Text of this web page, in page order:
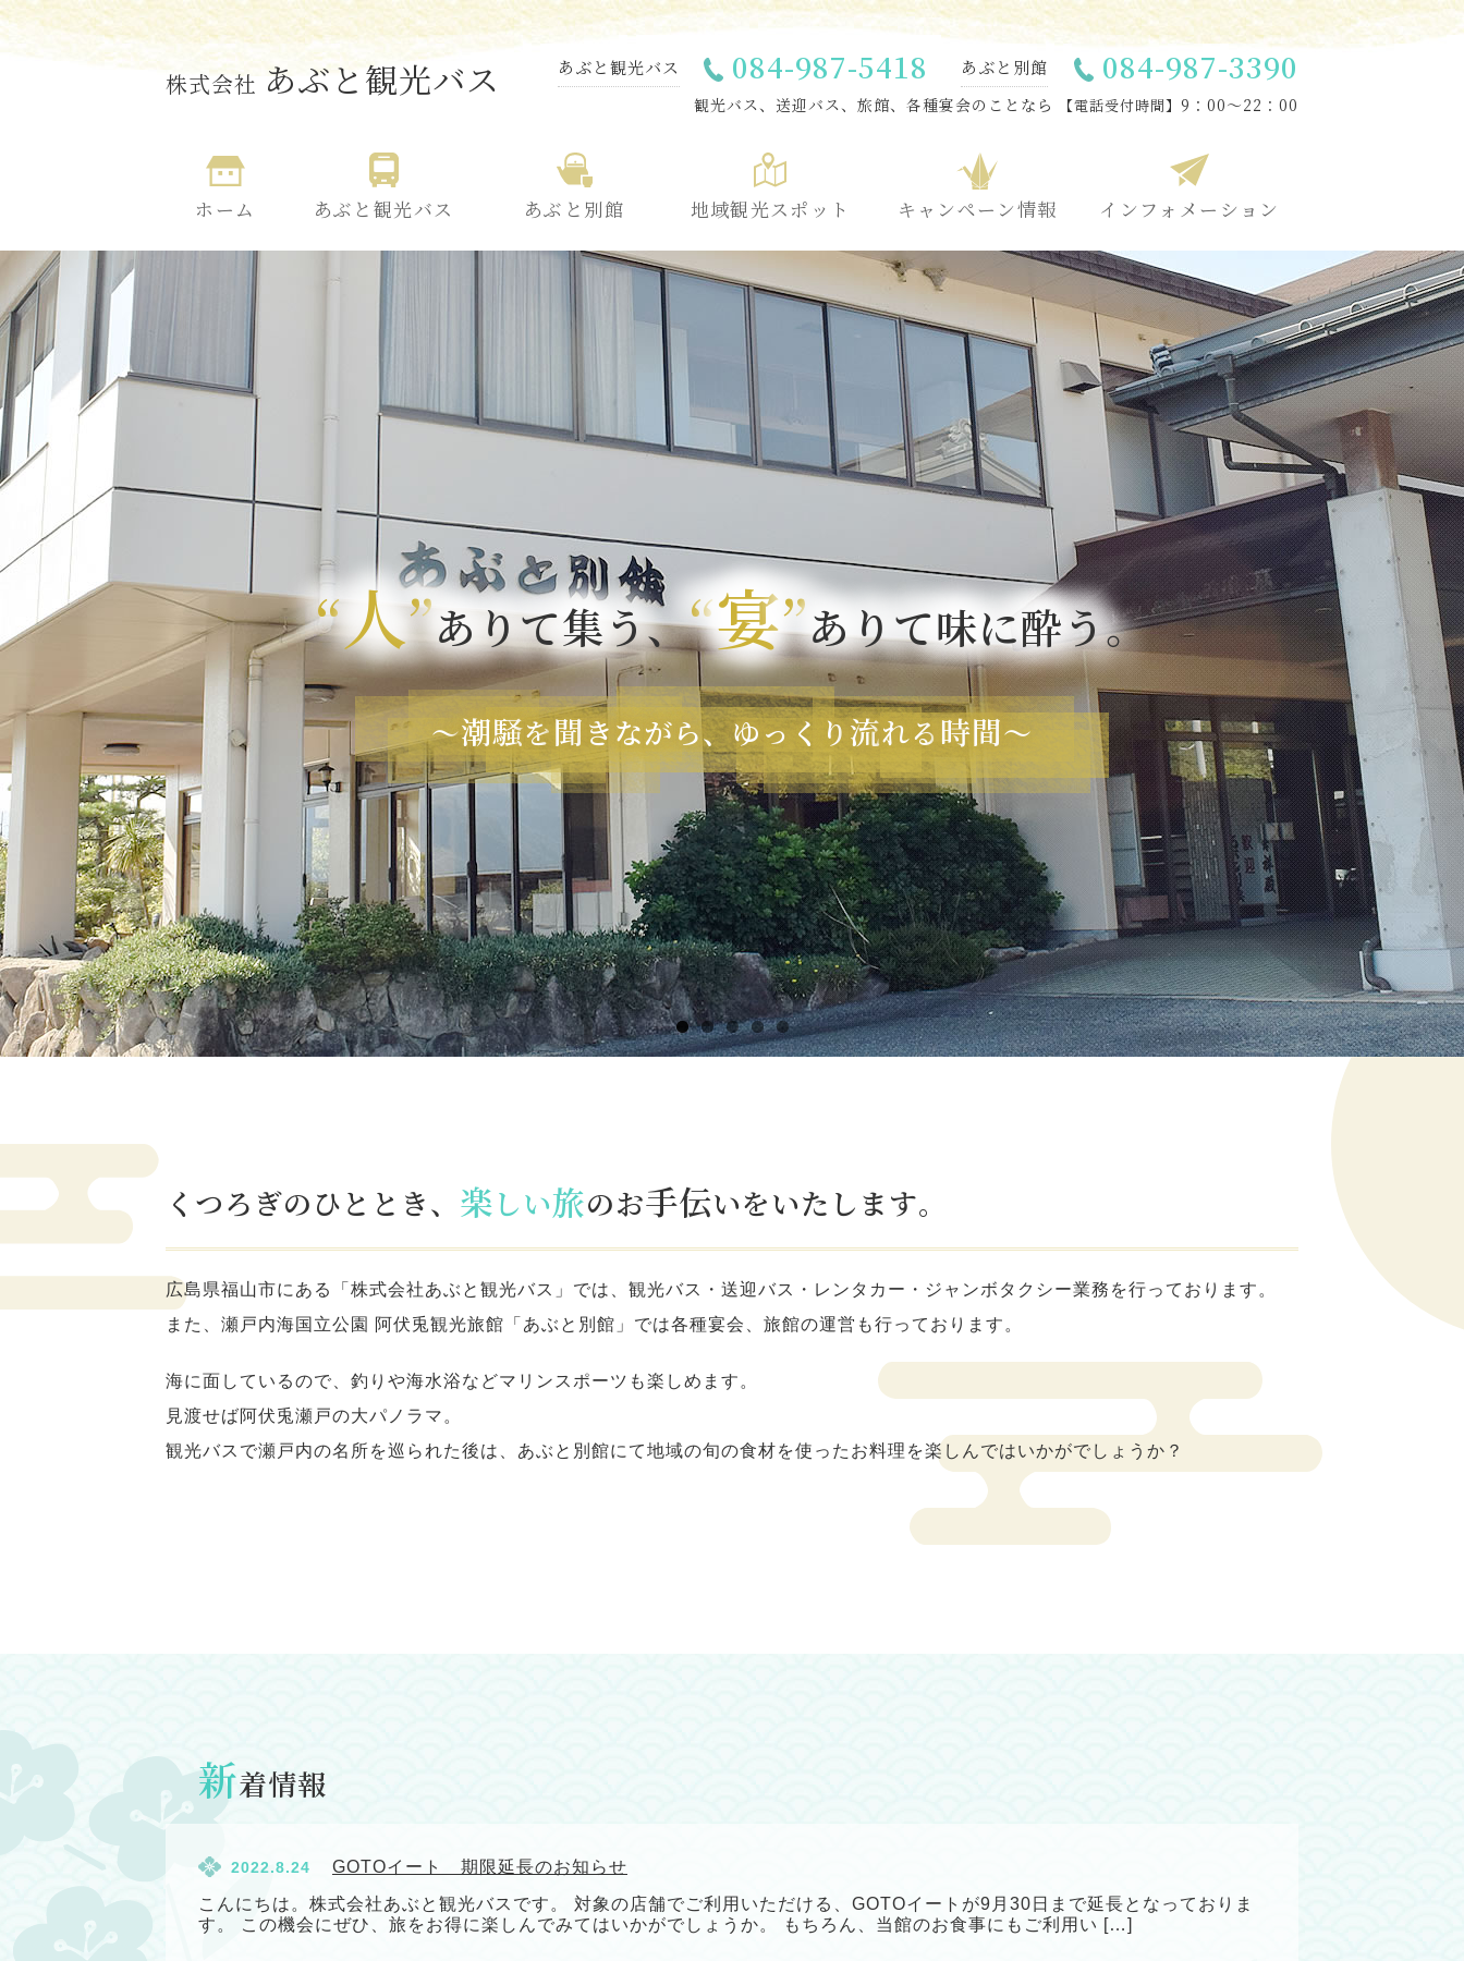
株式会社 あぶと観光バス あぶと観光バス 084-987-5418 あぶと別館 084-987-3390
観光バス、送迎バス、旅館、各種宴会のことなら 【電話受付時間】 9：00～22：00
ホーム あぶと観光バス あぶと別館 地域観光スポット キャンペーン情報 インフォメーション
“人”ありて集う、“宴”ありて味に酔う。
～潮騒を 聞 きながら、ゆっくり 流れる 時間～
くつろぎのひととき、 楽しい旅のお手伝いをいたします。
広島県福山市にある「株式会社あぶと観光バス」では、観光バス・送迎バス・レンタカー・ジャンボタクシー業務を行っております。
また、瀬戸内海国立公園 阿伏兎観光旅館「あぶと別館」では各種宴会、旅館の運営も行っております。
海に面しているので、釣りや海水浴などマリンスポーツも楽しめます。
見渡せば阿伏兎瀬戸の大パノラマ。
観光バスで瀬戸内の名所を巡られた後は、あぶと別館にて地域の旬の食材を使ったお料理を楽しんではいかがでしょうか？
新着情報
2022.8.24
GOTOイート 期限延長のお知らせ
こんにちは。株式会社あぶと観光バスです。 対象の店舗でご利用いただける、GOTOイートが9月30日まで延長となっておりま
す。 この機会にぜひ、旅をお得に楽しんでみてはいかがでしょうか。 もちろん、当館のお食事にもご利用い […]